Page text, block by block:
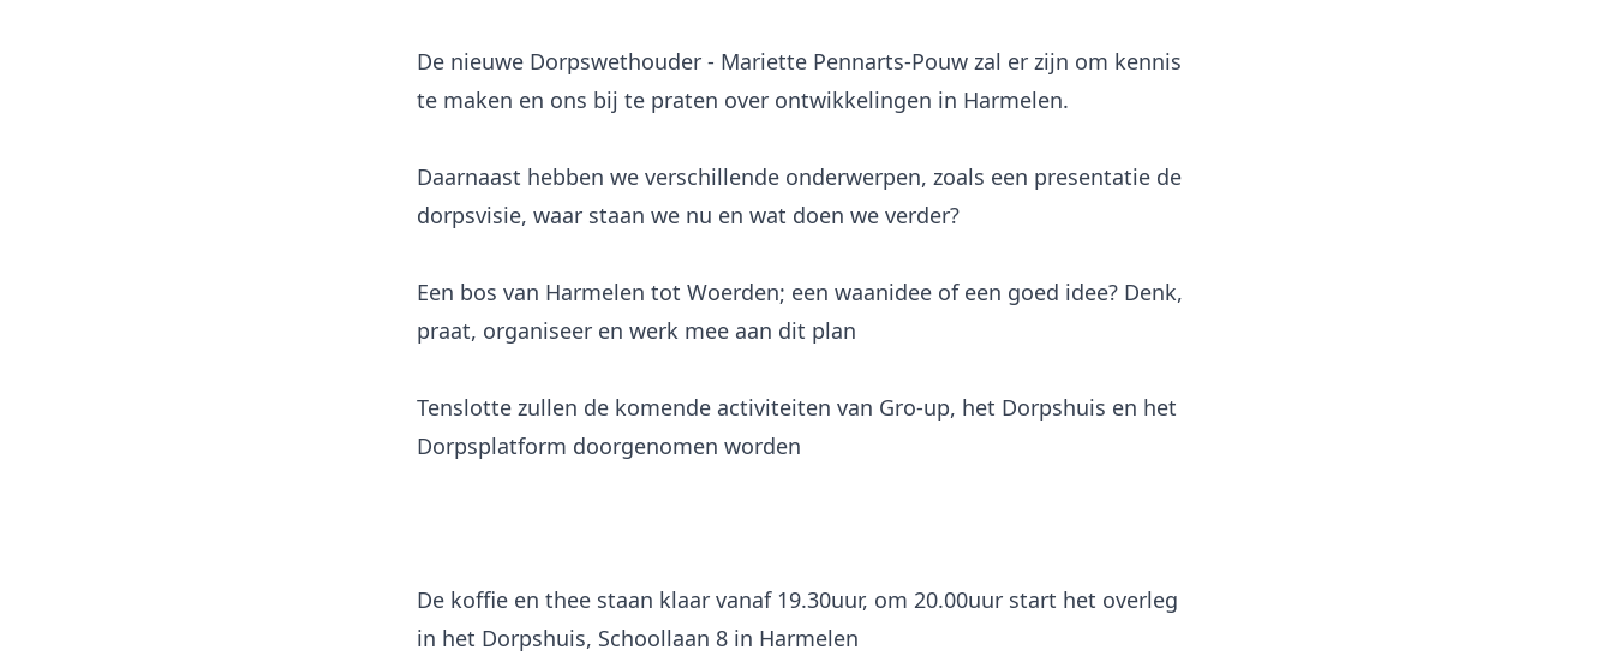
De nieuwe Dorpswethouder - Mariette Pennarts-Pouw zal er zijn om kennis
te maken en ons bij te praten over ontwikkelingen in Harmelen.
Daarnaast hebben we verschillende onderwerpen, zoals een presentatie de
dorpsvisie, waar staan we nu en wat doen we verder?
Een bos van Harmelen tot Woerden; een waanidee of een goed idee? Denk,
praat, organiseer en werk mee aan dit plan
Tenslotte zullen de komende activiteiten van Gro-up, het Dorpshuis en het
Dorpsplatform doorgenomen worden
De koffie en thee staan klaar vanaf 19.30uur, om 20.00uur start het overleg
in het Dorpshuis, Schoollaan 8 in Harmelen